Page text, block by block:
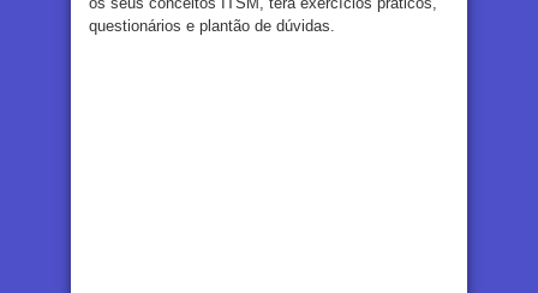
questionários e plantão de dúvidas.